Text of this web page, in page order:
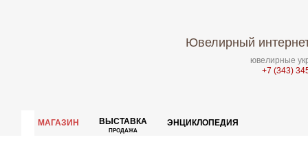
Ювелирный
ювелирные
+7 (343)
МАГАЗИН ВЫСТАВКА
ПРОДАЖА
ЭНЦИКЛОПЕДИЯ